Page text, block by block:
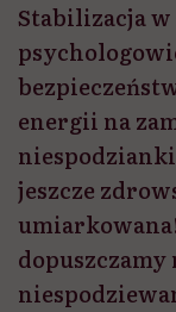
Stabilizacja
energii na
jeszcze
dopuszczamy